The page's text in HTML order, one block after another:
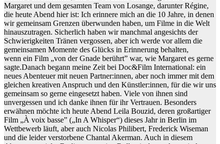
Margaret und dem gesamten Team von Losange, darunter Régine,
die heute Abend hier ist: Ich erinnere mich an die 10 Jahre, in denen
wir gemeinsam Grenzen überwunden haben, um Filme in die Welt
hinauszutragen. Sicherlich haben wir manchmal angesichts der
Schwierigkeiten Tränen vergossen, aber ich werde vor allem die
gemeinsamen Momente des Glücks in Erinnerung behalten,
wenn ein Film „von der Gnade berührt” war, wie Margaret es gerne
sagte.Danach begann meine Zeit bei Doc&Film International: ein
neues Abenteuer mit neuen Partner:innen, aber noch immer mit dem
gleichen kreativen Anspruch und den Künstler:innen, für die wir uns
gemeinsam so gerne eingesetzt haben. Viele von ihnen sind
unvergessen und ich danke ihnen für ihr Vertrauen. Besonders
erwähnen möchte ich heute Abend Leila Bouzid, deren großartiger
Film „À voix basse” („In A Whisper“) dieses Jahr in Berlin im
Wettbewerb läuft, aber auch Nicolas Philibert, Frederick Wiseman
und die leider verstorbene Chantal Akerman. Auch in diesem